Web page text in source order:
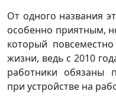
От одного названия
особенно приятным,
который
жизни, ведь с 2010
работники обязаны
при устройстве на